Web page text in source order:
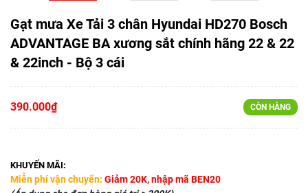
Gạt mưa Xe Tải 3 chân Hyundai HD270 Bosch
ADVANTAGE BA xương sắt chính hãng 22 & 22
& 22inch - Bộ 3 cái
390.000₫ CÒN HÀNG
KHUYẾN MÃI:
Miễn phí vận chuyển: Giảm 20K, nhập mã BEN20